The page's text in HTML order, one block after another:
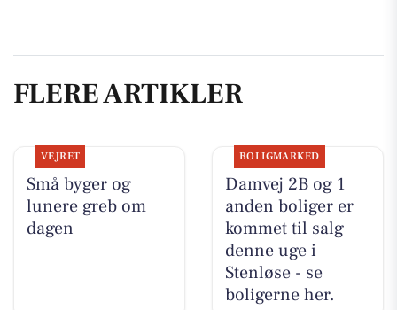
FLERE ARTIKLER
VEJRET
Små byger og
lunere greb om
dagen
BOLIGMARKED
Damvej 2B og 1
anden boliger er
kommet til salg
denne uge i
Stenløse - se
boligerne her.